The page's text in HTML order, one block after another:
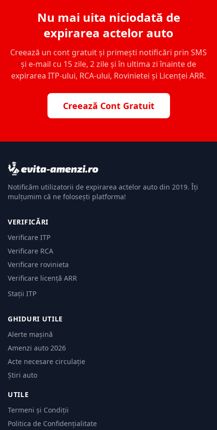
Nu mai uita niciodată de
expirarea actelor auto
Creează un cont gratuit și primești notificări prin SMS
și e-mail cu 15 zile, 2 zile și în ultima zi înainte de
expirarea ITP-ului, RCA-ului, Rovinietei și Licenței ARR.
Creează Cont Gratuit
Notificăm utilizatorii de expirarea actelor auto din 2019. Îți
mulțumim că ne folosești platforma!
VERIFICĂRI
Verificare ITP
Verificare RCA
Verificare rovinieta
Verificare licență ARR
Stații ITP
GHIDURI UTILE
Alerte mașină
Amenzi auto 2026
Acte necesare circulație
Știri auto
UTILE
Termeni și Condiții
Politica de Confidențialitate